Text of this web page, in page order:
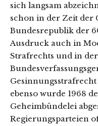
sich langsam
schon in der Zeit der
Bundesrepublik der
Ausdruck auch in
Strafrechts und in
ebenso wurde 1968
Geheimbündelei
Regierungsparteien